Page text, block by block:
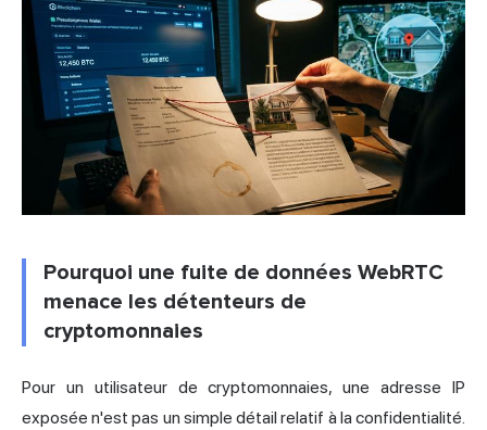
Pourquoi une fuite de données WebRTC
menace les détenteurs de
cryptomonnaies
Pour un utilisateur de cryptomonnaies, une adresse IP
exposée n'est pas un simple détail relatif à la confidentialité.